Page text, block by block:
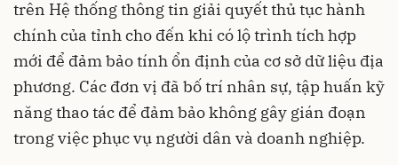
trên Hệ thống thông tin giải quyết thủ tục hành
chính của tỉnh cho đến khi có lộ trình tích hợp
mới để đảm bảo tính ổn định của cơ sở dữ liệu địa
phương. Các đơn vị đã bố trí nhân sự, tập huấn kỹ
năng thao tác để đảm bảo không gây gián đoạn
trong việc phục vụ người dân và doanh nghiệp.